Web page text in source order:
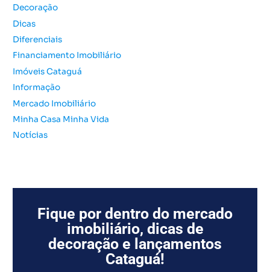
p
o
r
:
Decoração
Dicas
Diferenciais
Financiamento Imobiliário
Imóveis Cataguá
Informação
Mercado Imobiliário
Minha Casa Minha Vida
Notícias
Fique por dentro do mercado
imobiliário, dicas de
decoração e lançamentos
Cataguá!